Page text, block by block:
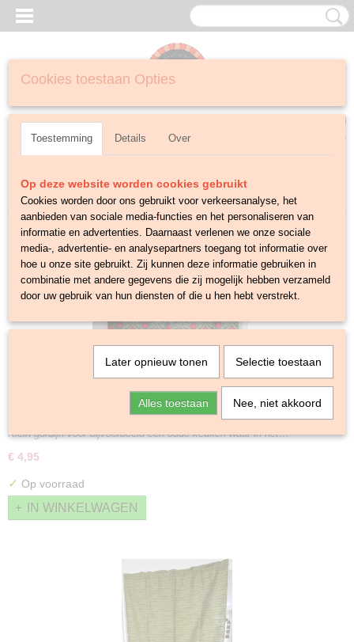
Inloggen Registreren
Klein gordijn voor bijvoorbeeld een oude keuken waar in het…
€ 4,95
✓ Op voorraad
IN WINKELWAGEN
Cookies toestaan Opties
Toestemming Details Over
Op deze website worden cookies gebruikt
Cookies worden door ons gebruikt voor verkeersanalyse, het
aanbieden van sociale media-functies en het personaliseren van
informatie en advertenties. Daarnaast verlenen we onze sociale
media-, advertentie- en analysepartners toegang tot informatie over
hoe u onze site gebruikt. Zij kunnen deze informatie gebruiken in
combinatie met andere gegevens die zij mogelijk hebben verzameld
door uw gebruik van hun diensten of die u hen hebt verstrekt.
Later opnieuw tonen Selectie toestaan
Alles toestaan Nee, niet akkoord